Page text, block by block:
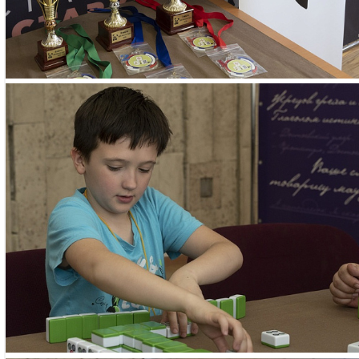
Профсоюзная,
Занятия
Профсоюзная,
Необходимые
–